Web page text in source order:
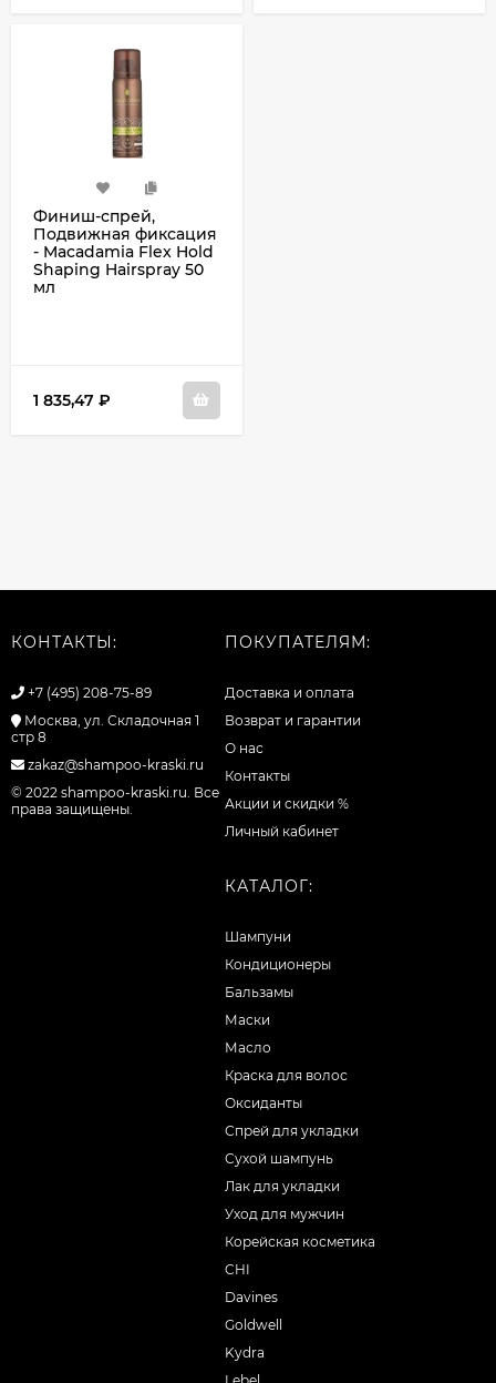
Финиш-спрей,
Подвижная фиксация
- Macadamia Flex Hold
Shaping Hairspray 50
мл
1 835,47 ₽
КОНТАКТЫ:
+7 (495) 208-75-89
Москва, ул. Складочная 1
стр 8
zakaz@shampoo-kraski.ru
© 2022 shampoo-kraski.ru. Все
права защищены.
ПОКУПАТЕЛЯМ:
Доставка и оплата
Возврат и гарантии
О нас
Контакты
Акции и скидки %
Личный кабинет
КАТАЛОГ:
Шампуни
Кондиционеры
Бальзамы
Маски
Масло
Краска для волос
Оксиданты
Спрей для укладки
Сухой шампунь
Лак для укладки
Уход для мужчин
Корейская косметика
CHI
Davines
Goldwell
Kydra